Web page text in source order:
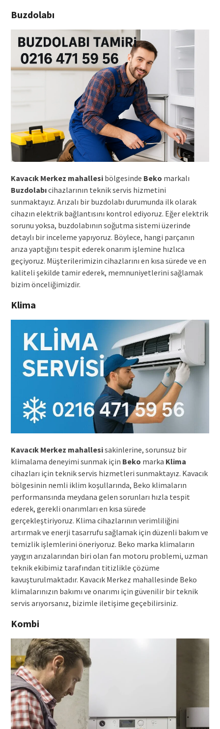
Buzdolabı
Kavacık Merkez mahallesibölgesinde Beko markalı
Buzdolabıcihazlarının teknik servis hizmetini
sunmaktayız. Arızalı bir buzdolabı durumunda ilk olarak
cihazın elektrik bağlantısını kontrol ediyoruz. Eğer elektrik
sorunu yoksa, buzdolabının soğutma sistemi üzerinde
detaylı bir inceleme yapıyoruz. Böylece, hangi parçanın
arıza yaptığını tespit ederek onarım işlemine hızlıca
geçiyoruz. Müşterilerimizin cihazlarını en kısa sürede ve en
kaliteli şekilde tamir ederek, memnuniyetlerini sağlamak
bizim önceliğimizdir.
Klima
Kavacık Merkez mahallesisakinlerine, sorunsuz bir
klimalama deneyimi sunmak için Beko marka Klima
cihazları için teknik servis hizmetleri sunmaktayız. Kavacık
bölgesinin nemli iklim koşullarında, Beko klimaların
performansında meydana gelen sorunları hızla tespit
ederek, gerekli onarımları en kısa sürede
gerçekleştiriyoruz. Klima cihazlarının verimliliğini
artırmak ve enerji tasarrufu sağlamak için düzenli bakım ve
temizlik işlemlerini öneriyoruz. Beko marka klimaların
yaygın arızalarından biri olan fan motoru problemi, uzman
teknik ekibimiz tarafından titizlikle çözüme
kavuşturulmaktadır. Kavacık Merkez mahallesinde Beko
klimalarınızın bakımı ve onarımı için güvenilir bir teknik
servis arıyorsanız, bizimle iletişime geçebilirsiniz.
Kombi